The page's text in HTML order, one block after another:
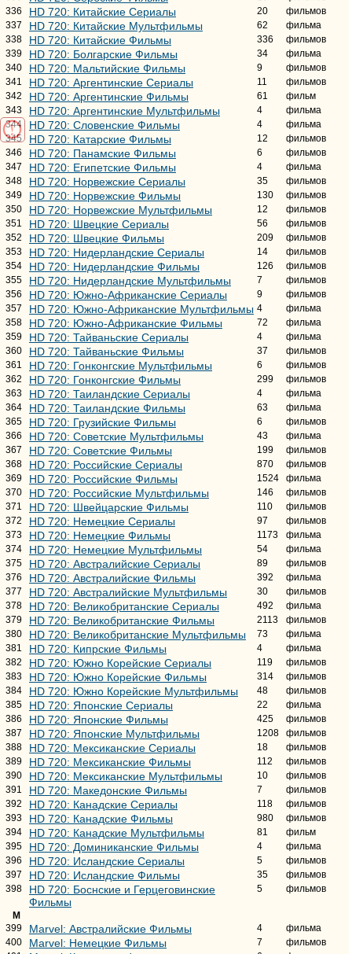
336
HD 720: Китайские Сериалы 20
фильмов
337
HD 720: Китайские Мультфильмы 62
фильма
338
HD 720: Китайские Фильмы 336
фильмов
339
HD 720: Болгарские Фильмы 34
фильма
340
HD 720: Мальтийские Фильмы 9
фильмов
341
HD 720: Аргентинские Сериалы 11
фильмов
342
HD 720: Аргентинские Фильмы 61
фильм
343
HD 720: Аргентинские Мультфильмы 4
фильма
344
HD 720: Словенские Фильмы 4
фильма
345
HD 720: Катарские Фильмы 12
фильмов
346
HD 720: Панамские Фильмы 6
фильмов
347
HD 720: Египетские Фильмы 4
фильма
348
HD 720: Норвежские Сериалы 35
фильмов
349
HD 720: Норвежские Фильмы 130
фильмов
350
HD 720: Норвежские Мультфильмы 12
фильмов
351
HD 720: Швецкие Сериалы 56
фильмов
352
HD 720: Швецкие Фильмы 209
фильмов
353
HD 720: Нидерландские Сериалы 14
фильмов
354
HD 720: Нидерландские Фильмы 126
фильмов
355
HD 720: Нидерландские Мультфильмы 7
фильмов
356
HD 720: Южно-Африканские Сериалы 9
фильмов
357
HD 720: Южно-Африканские Мультфильмы 4
фильма
358
HD 720: Южно-Африканские Фильмы 72
фильма
359
HD 720: Тайваньские Сериалы 4
фильма
360
HD 720: Тайваньские Фильмы 37
фильмов
361
HD 720: Гонконгские Мультфильмы 6
фильмов
362
HD 720: Гонконгские Фильмы 299
фильмов
363
HD 720: Таиландские Сериалы 4
фильма
364
HD 720: Таиландские Фильмы 63
фильма
365
HD 720: Грузийские Фильмы 6
фильмов
366
HD 720: Советские Мультфильмы 43
фильма
367
HD 720: Советские Фильмы 199
фильмов
368
HD 720: Российские Сериалы 870
фильмов
369
HD 720: Российские Фильмы 1524
фильма
370
HD 720: Российские Мультфильмы 146
фильмов
371
HD 720: Швейцарские Фильмы 110
фильмов
372
HD 720: Немецкие Сериалы 97
фильмов
373
HD 720: Немецкие Фильмы 1173
фильма
374
HD 720: Немецкие Мультфильмы 54
фильма
375
HD 720: Австралийские Сериалы 89
фильмов
376
HD 720: Австралийские Фильмы 392
фильма
377
HD 720: Австралийские Мультфильмы 30
фильмов
378
HD 720: Великобританские Сериалы 492
фильма
379
HD 720: Великобританские Фильмы 2113
фильмов
380
HD 720: Великобританские Мультфильмы 73
фильма
381
HD 720: Кипрские Фильмы 4
фильма
382
HD 720: Южно Корейские Сериалы 119
фильмов
383
HD 720: Южно Корейские Фильмы 314
фильмов
384
HD 720: Южно Корейские Мультфильмы 48
фильмов
385
HD 720: Японские Сериалы 22
фильма
386
HD 720: Японские Фильмы 425
фильмов
387
HD 720: Японские Мультфильмы 1208
фильмов
388
HD 720: Мексиканские Сериалы 18
фильмов
389
HD 720: Мексиканские Фильмы 112
фильмов
390
HD 720: Мексиканские Мультфильмы 10
фильмов
391
HD 720: Македонские Фильмы 7
фильмов
392
HD 720: Канадские Сериалы 118
фильмов
393
HD 720: Канадские Фильмы 980
фильмов
394
HD 720: Канадские Мультфильмы 81
фильм
395
HD 720: Доминиканские Фильмы 4
фильма
396
HD 720: Исландские Сериалы 5
фильмов
397
HD 720: Исландские Фильмы 35
фильмов
398
HD 720: Боснские и Герцеговинские
Фильмы
5 фильмов
M
399
Marvel: Австралийские Фильмы 4
фильма
400
Marvel: Немецкие Фильмы 7
фильмов